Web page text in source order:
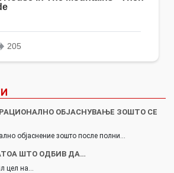
ОБЈАСНУВАЊЕ ЗОШТО СЕ
објаснение зошто после полни…
ШТО ОДБИВ ДА…
цел на…